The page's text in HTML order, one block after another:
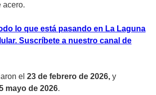
acero.
lo que está pasando en La Laguna
Suscríbete a nuestro canal de
el 23 de febrero de 2026, y
mayo de 2026.